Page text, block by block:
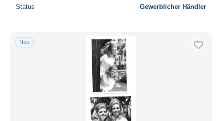
Status Gewerblicher Händler
Neu